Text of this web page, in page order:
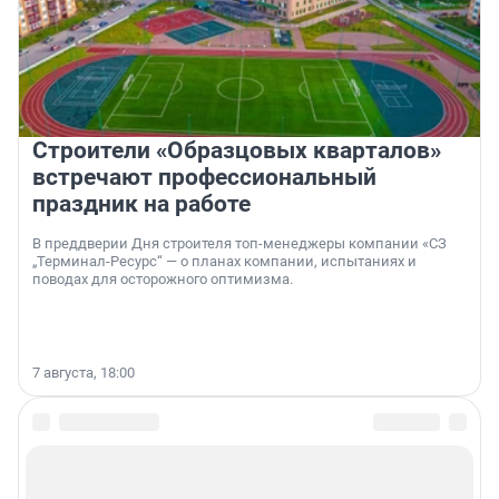
Строители «Образцовых кварталов»
встречают профессиональный
праздник на работе
В преддверии Дня строителя топ-менеджеры компании «СЗ
„Терминал-Ресурс“ — о планах компании, испытаниях и
поводах для осторожного оптимизма.
7 августа, 18:00